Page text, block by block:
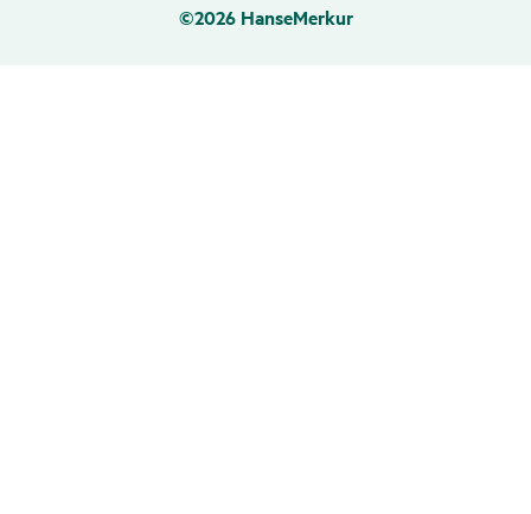
©2026 HanseMerkur